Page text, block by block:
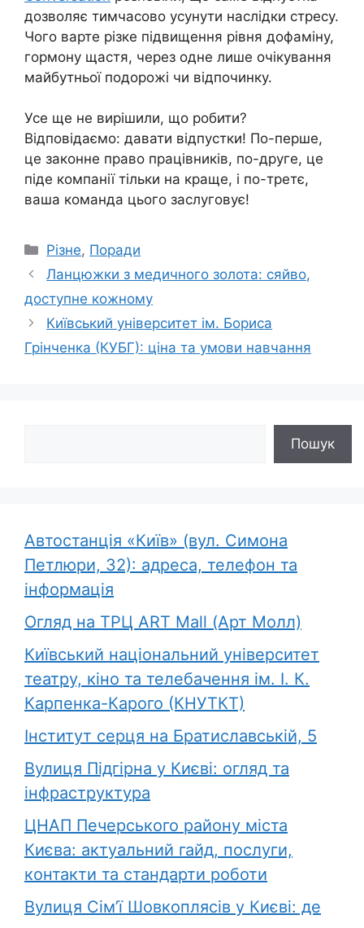
дозволяє тимчасово усунути наслідки стресу.
Чого варте різке підвищення рівня дофаміну,
гормону щастя, через одне лише очікування
майбутньої подорожі чи відпочинку.
Усе ще не вирішили, що робити?
Відповідаємо: давати відпустки! По-перше,
це законне право працівників, по-друге, це
піде компанії тільки на краще, і по-третє,
ваша команда цього заслуговує!
Категорії
Різне, Поради
Ланцюжки з медичного золота: сяйво,
доступне кожному
Київський університет ім. Бориса
Грінченка (КУБГ): ціна та умови навчання
Пошук
Автостанція «Київ» (вул. Симона
Петлюри, 32): адреса, телефон та
інформація
Огляд на ТРЦ ART Mall (Арт Молл)
Київський національний університет
театру, кіно та телебачення ім. І. К.
Карпенка-Карого (КНУТКТ)
Інститут серця на Братиславській, 5
Вулиця Підгірна у Києві: огляд та
інфраструктура
ЦНАП Печерського району міста
Києва: актуальний гайд, послуги,
контакти та стандарти роботи
Вулиця Сім’ї Шовкоплясів у Києві: де